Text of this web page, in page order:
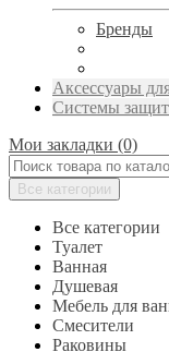
Бренды
Аксессуары
Системы
Мои закладки (0)
Все категории
Все категории
Туалет
Ванная
Душевая
Мебель для
Смесители
Раковины